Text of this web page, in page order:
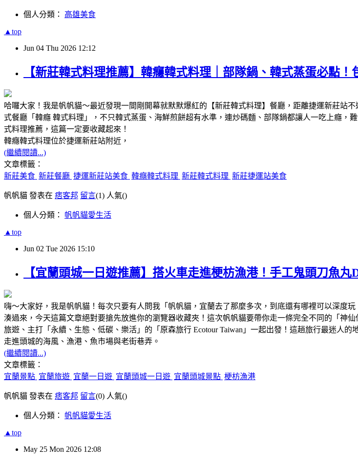
個人分類： 高雄美食
▲top
Jun 04 Thu 2026 12:12
【新莊韓式料理推薦】韓癮韓式料理｜部隊鍋、韓式蒸蛋必點
哈囉大家！我是帆帆貓～最近發現一間剛開幕就默默爆紅的【新莊韓式料理】餐廳，距離捷運新莊站
式餐廳「韓癮 韓式料理」，不只韓式蒸蛋、海鮮煎餅超有水準，連炒碼麵、部隊鍋都讓人一吃上癮
式料理推薦，這篇一定要收藏起來！
韓癮韓式料理位於捷運新莊站附近，
(繼續閱讀...)
文章標籤：
新莊美食 新莊餐廳 捷運新莊站美食 韓癮韓式料理 新莊韓式料理 新莊捷運站美食
帆帆貓 發表在 痞客邦 留言(1) 人氣()
個人分類： 帆帆貓愛生活
▲top
Jun 02 Tue 2026 15:10
【宜蘭頭城一日遊推薦】搭火車走進梗枋漁港！手工鬼頭刀魚
嗨～大家好，我是帆帆貓！每次只要有人問我「帆帆貓，宜蘭去了那麼多次，到底還有哪裡可以深度
湊過來，今天這篇文章絕對要搶先放進你的瀏覽器收藏夾！這次帆帆貓要帶你走一條完全不同的「神
旅遊、主打「永續、生態、低碳、樂活」的「原森旅行 Ecotour Taiwan」一起出發！這趟旅行最迷人
走進頭城的海風、漁港、魚市場與老街巷弄。
(繼續閱讀...)
文章標籤：
宜蘭景點 宜蘭旅遊 宜蘭一日遊 宜蘭頭城一日遊 宜蘭頭城景點 梗枋漁港
帆帆貓 發表在 痞客邦 留言(0) 人氣()
個人分類： 帆帆貓愛生活
▲top
May 25 Mon 2026 12:08